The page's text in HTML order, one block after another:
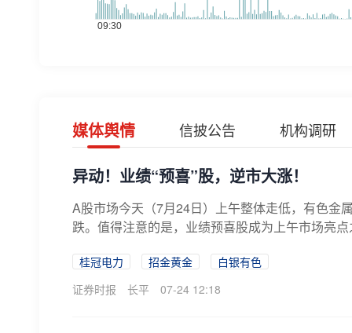
媒体舆情 信披公告 机构调研
异动！业绩“预喜”股，逆市大涨！
A股市场今天（7月24日）上午整体走低，有色金
跌。值得注意的是，业绩预喜股成为上午市场亮
桂冠电力 招金黄金
白银有色
证券时报
长平 07-24 12:18